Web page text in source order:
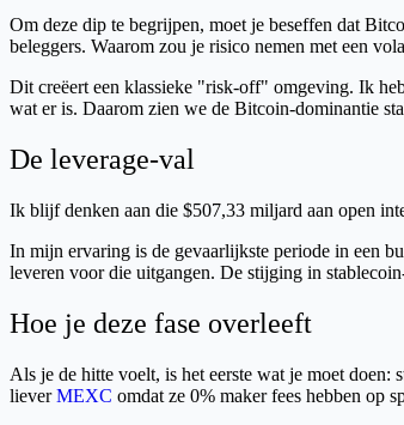
Om deze dip te begrijpen, moet je beseffen dat
beleggers. Waarom zou je risico nemen met een
Dit creëert een klassieke "risk-off" omgeving. Ik
wat er is. Daarom zien we de Bitcoin-dominantie
De leverage-val
Ik blijf denken aan die $507,33 miljard aan open
In mijn ervaring is de gevaarlijkste periode in een
leveren voor die uitgangen. De stijging in
Hoe je deze fase overleeft
Als je de hitte voelt, is het eerste wat je moet
lieverMEXC omdat ze 0% maker fees hebben op